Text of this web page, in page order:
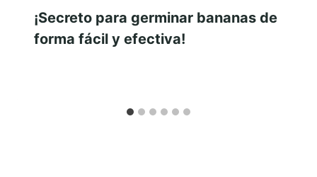
¡Secreto para germinar bananas de
forma fácil y efectiva!